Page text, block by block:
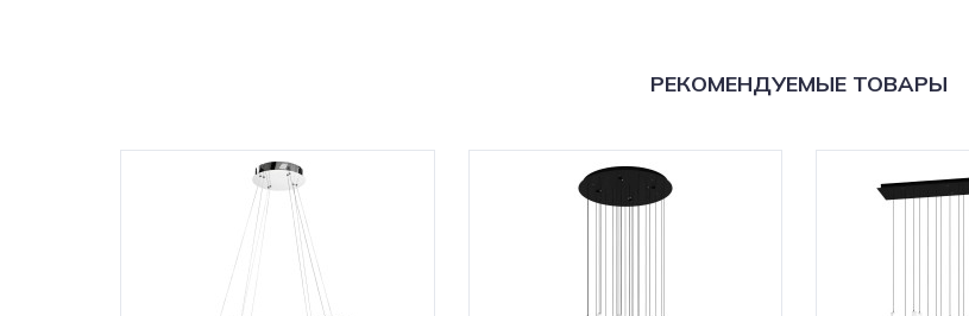
РЕКОМЕНДУЕМЫЕ ТОВАРЫ